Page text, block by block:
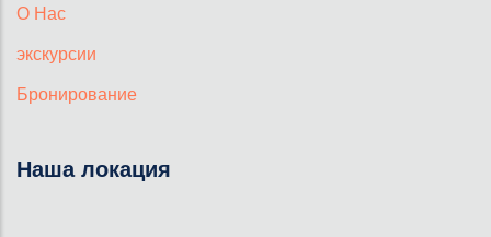
О Нас
экскурсии
Бронирование
Наша локация